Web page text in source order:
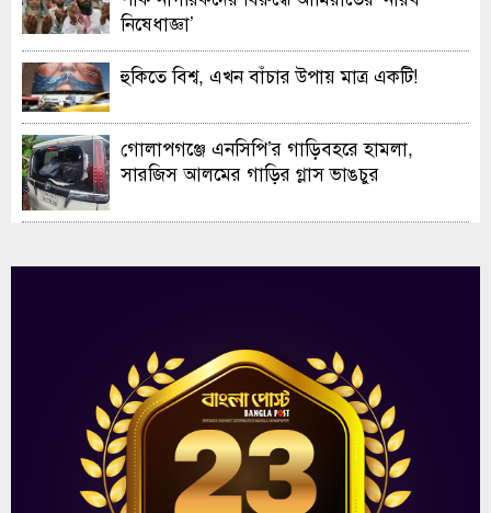
নিষেধাজ্ঞা’
হুকিতে বিশ্ব, এখন বাঁচার উপায় মাত্র একটি!
গোলাপগঞ্জে এনসিপি’র গাড়িবহরে হামলা,
সারজিস আলমের গাড়ির গ্লাস ভাঙচুর